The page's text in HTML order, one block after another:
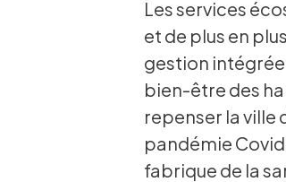
Les services
et de plus en
gestion intégrée
bien-être des
repenser la ville
pandémie
fabrique de la